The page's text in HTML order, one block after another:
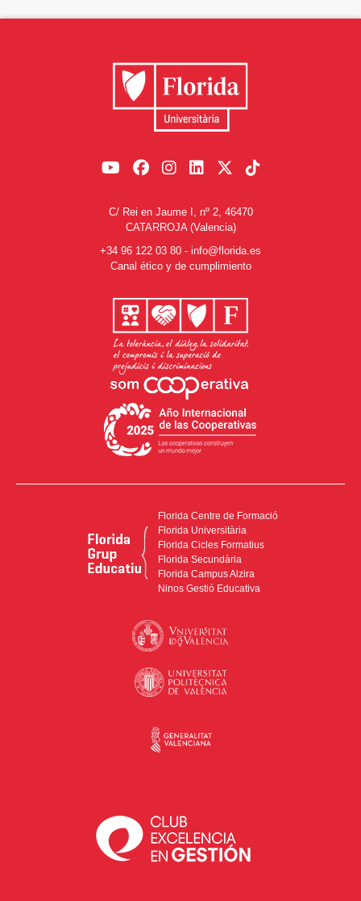
C/ Rei en Jaume I, nº 2, 46470
CATARROJA (Valencia)
+34 96 122 03 80 - info@florida.es
Canal ético y de cumplimiento
Florida Centre de Formació
Florida Universitària
Florida Cicles Formatius
Florida Secundària
Florida Campus Alzira
Ninos Gestió Educativa